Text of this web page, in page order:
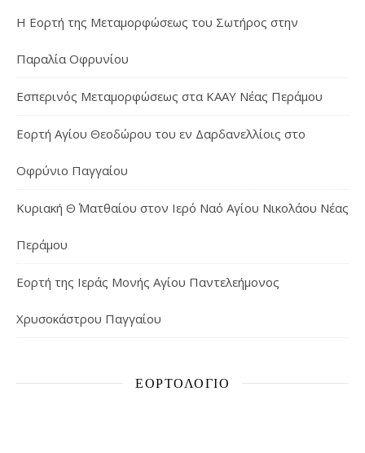
Η Εορτή της Μεταμορφώσεως του Σωτήρος στην
Παραλία Οφρυνίου
Εσπερινός Μεταμορφώσεως στα ΚΑΑΥ Νέας Περάμου
Εορτή Αγίου Θεοδώρου του εν Δαρδανελλίοις στο
Οφρύνιο Παγγαίου
Κυριακή Θ΄ Ματθαίου στον Ιερό Ναό Αγίου Νικολάου Νέας
Περάμου
Εορτή της Ιεράς Μονής Αγίου Παντελεήμονος
Χρυσοκάστρου Παγγαίου
ΕΟΡΤΟΛΌΓΙΟ